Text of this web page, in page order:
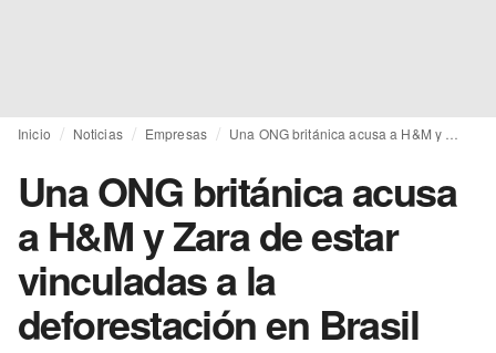
Inicio Noticias Empresas
Una ONG británica acusa
a H&M y Zara de estar
vinculadas a la
deforestación en Brasil